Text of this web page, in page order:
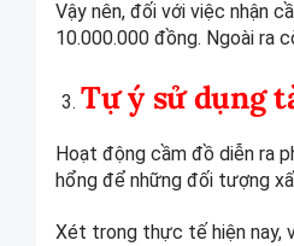
Vậy nên, đối với việc nhận
10.000.000 đồng. Ngoài ra
Tự ý sử dụng
Hoạt động cầm đồ diễn ra
hổng để những đối tượng
Xét trong thực tế hiện nay,